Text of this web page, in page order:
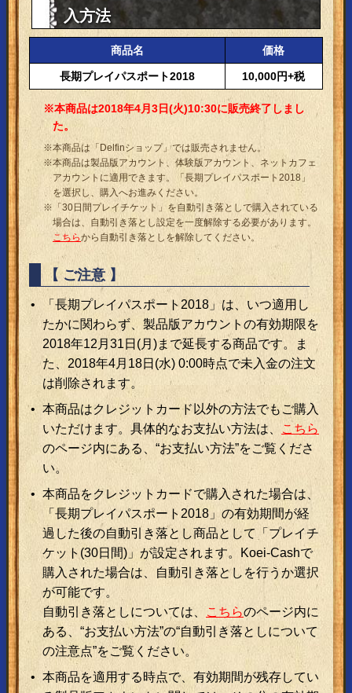
入方法
商品名 価格
長期プレイパスポート2018 10,000円+税
※本商品は2018年4月3日(火)10:30に販売終了しまし
た。
※本商品は「Delfinショップ」では販売されません。
※本商品は製品版アカウント、体験版アカウント、ネットカフェ
アカウントに適用できます。「長期プレイパスポート2018」
を選択し、購入へお進みください。
※「30日間プレイチケット」を自動引き落としで購入されている
場合は、自動引き落とし設定を一度解除する必要があります。
こちらから自動引き落としを解除してください。
【 ご注意 】
「長期プレイパスポート2018」は、いつ適用し
たかに関わらず、製品版アカウントの有効期限を
2018年12月31日(月)まで延長する商品です。ま
た、2018年4月18日(水) 0:00時点で未入金の注文
は削除されます。
本商品はクレジットカード以外の方法でもご購入
いただけます。具体的なお支払い方法は、
こちら
のページ内にある、“お支払い方法”をご覧くださ
い。
本商品をクレジットカードで購入された場合は、
「長期プレイパスポート2018」の有効期間が経
過した後の自動引き落とし商品として「プレイチ
ケット(30日間)」が設定されます。Koei-Cashで
購入された場合は、自動引き落としを行うか選択
が可能です。
自動引き落としについては、
こちらのページ内に
ある、“お支払い方法”の“自動引き落としについて
の注意点”をご覧ください。
本商品を適用する時点で、有効期間が残存してい